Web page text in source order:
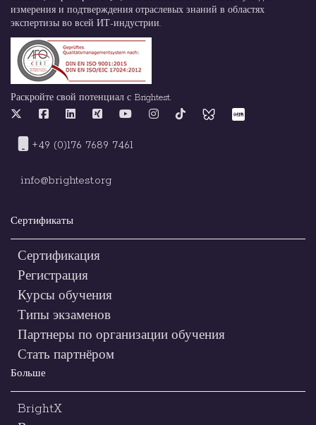
измерения и подтверждения отраслевых знаний в областях
экспертизы во всей ИТ-индустрии.
Раскройте свой потенциал с Brightest.
+49 (0)176 7689 7461
info@brightest.org
Сертификаты
Сертификация
Регистрация
Курсы обучения
Типы экзаменов
Партнеры по организации обучения
Стать партнёром
Больше
BrightX